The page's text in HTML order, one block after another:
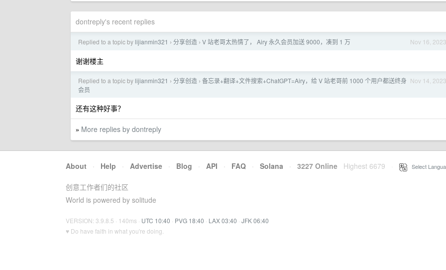
dontreply's recent replies
Nov 16, 2023
Replied to a topic by lijianmin321 › 分享创造 › V 站老哥太热情了， Airy 永久会员加送 9000，凑到 1 万
谢谢楼主
Nov 14, 2023
Replied to a topic by lijianmin321 › 分享创造 › 备忘录+翻译+文件搜索+ChatGPT=Airy，给 V 站老哥前 1000 个用户都送终身
会员
还有这种好事？
» More replies by dontreply
About · Help · Advertise · Blog · API · FAQ · Solana · 3227 Online Highest 6679 Select
创意工作者们的社区
World is powered by solitude
VERSION: 3.9.8.5 · 140ms · UTC 10:40 · PVG 18:40 · LAX 03:40 · JFK 06:40
♥ Do have faith in what you're doing.